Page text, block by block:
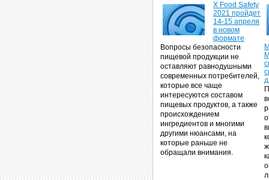
Х Food Safety
2021 пройдет
14-15 апреля
в новом
формате
Вопросы безопасности
пищевой продукции не
оставляют равнодушными
современных потребителей,
которые все чаще
интересуются составом
пищевых продуктов, а также
происхождением
ингредиентов и многими
другими нюансами, на
которые раньше не
обращали внимания.